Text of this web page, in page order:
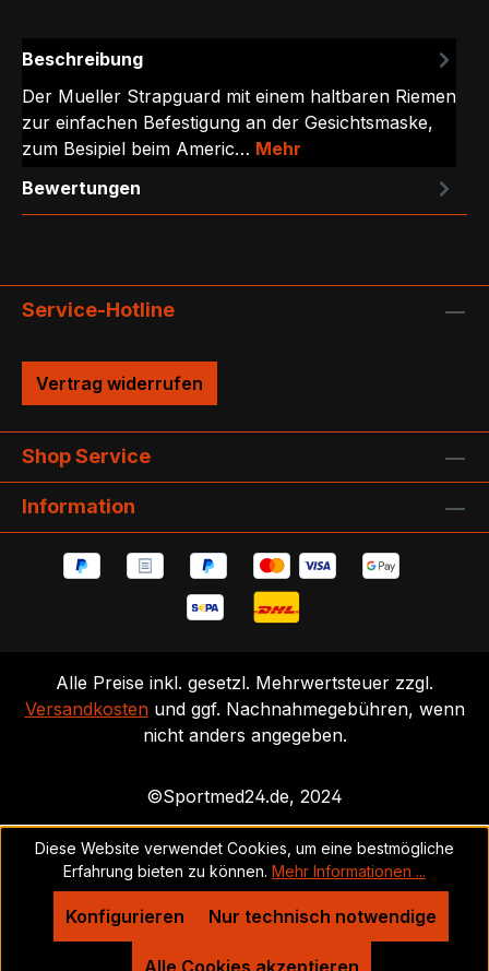
Beschreibung
Der Mueller Strapguard mit einem haltbaren Riemen
zur einfachen Befestigung an der Gesichtsmaske,
zum Besipiel beim Americ… Mehr
Bewertungen
Service-Hotline
Vertrag widerrufen
Shop Service
Information
Alle Preise inkl. gesetzl. Mehrwertsteuer zzgl.
Versandkosten und ggf. Nachnahmegebühren, wenn
nicht anders angegeben.
©Sportmed24.de, 2024
Diese Website verwendet Cookies, um eine bestmögliche
Erfahrung bieten zu können. Mehr Informationen ...
Nur technisch notwendige
Konfigurieren
Alle Cookies akzeptieren